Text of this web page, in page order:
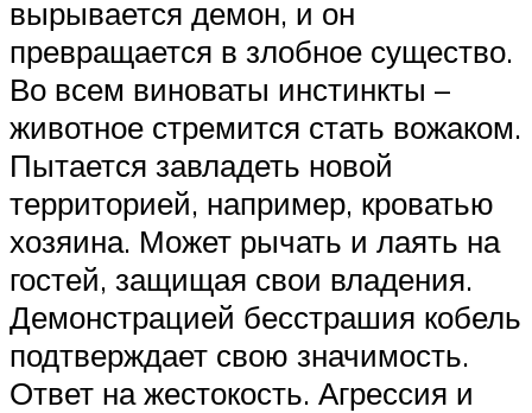
вырывается демон, и он
превращается в злобное существо.
Во всем виноваты инстинкты –
животное стремится стать вожаком.
Пытается завладеть новой
территорией, например, кроватью
хозяина. Может рычать и лаять на
гостей, защищая свои владения.
Демонстрацией бесстрашия кобель
подтверждает свою значимость.
Ответ на жестокость. Агрессия и